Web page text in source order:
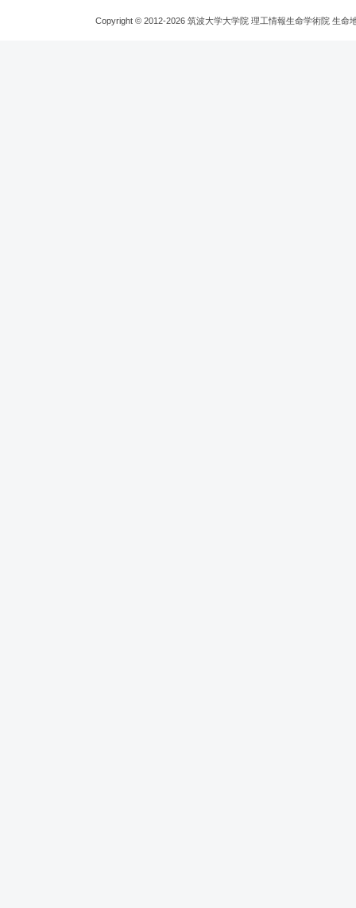
Copyright © 2012-2026 筑波大学大学院 理工情報生命学術院 生